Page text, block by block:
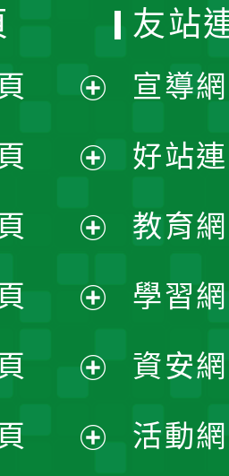
開
選
單
開
選
單
開
選
單
開
選
開
友站
宣導
好站
教育
學習
資安
活動